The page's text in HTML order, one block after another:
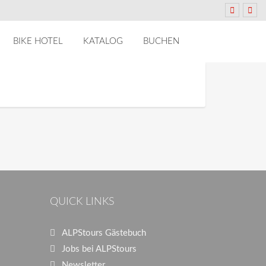
BIKE HOTEL KATALOG BUCHEN
QUICK LINKS
ALPStours Gästebuch
Jobs bei ALPStours